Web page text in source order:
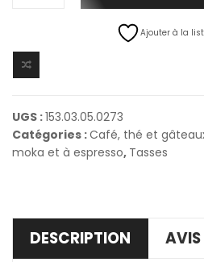
Ajouter à la
UGS :153.03.05.0273
Catégories :Café, thé et
moka et à espresso, Tasses
DESCRIPTION